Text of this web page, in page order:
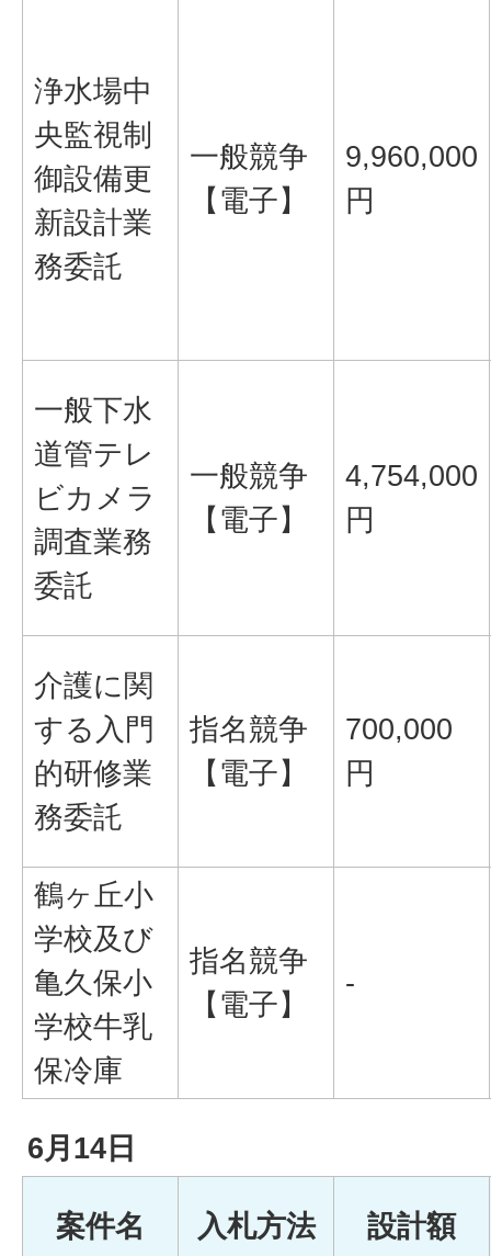
浄水場中
央監視制
御設備更
新設計業
務委託
一般競争
【電子】
9,960,000
円
一般下水
道管テレ
ビカメラ
調査業務
委託
一般競争
【電子】
4,754,000
円
介護に関
する入門
的研修業
務委託
指名競争
【電子】
700,000
円
鶴ヶ丘小
学校及び
亀久保小
学校牛乳
保冷庫
指名競争
【電子】
-
6月14日
案件名 入札方法 設計額